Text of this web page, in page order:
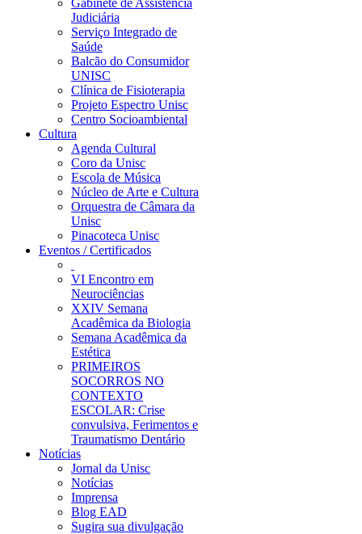
Gabinete de Assistência
Judiciária
Serviço Integrado de
Saúde
Balcão do Consumidor
UNISC
Clínica de Fisioterapia
Projeto Espectro Unisc
Centro Socioambiental
Cultura
Agenda Cultural
Coro da Unisc
Escola de Música
Núcleo de Arte e Cultura
Orquestra de Câmara da
Unisc
Pinacoteca Unisc
Eventos / Certificados
VI Encontro em
Neurociências
XXIV Semana
Acadêmica da Biologia
Semana Acadêmica da
Estética
PRIMEIROS
SOCORROS NO
CONTEXTO
ESCOLAR: Crise
convulsiva, Ferimentos e
Traumatismo Dentário
Notícias
Jornal da Unisc
Notícias
Imprensa
Blog EAD
Sugira sua divulgação